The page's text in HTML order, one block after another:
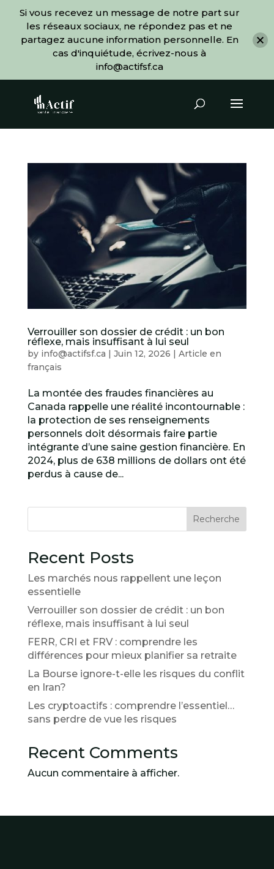
Verrouiller son dossier de crédit : un bon
réflexe, mais insuffisant à lui seul
by info@actifsf.ca | Juin 12, 2026 | Article en
français
La montée des fraudes financières au
Canada rappelle une réalité incontournable :
la protection de ses renseignements
personnels doit désormais faire partie
intégrante d’une saine gestion financière. En
2024, plus de 638 millions de dollars ont été
perdus à cause de...
Recherche
Recent Posts
Les marchés nous rappellent une leçon
essentielle
Verrouiller son dossier de crédit : un bon
réflexe, mais insuffisant à lui seul
FERR, CRI et FRV : comprendre les
différences pour mieux planifier sa retraite
La Bourse ignore-t-elle les risques du conflit
en Iran?
Les cryptoactifs : comprendre l’essentiel…
sans perdre de vue les risques
Recent Comments
Aucun commentaire à afficher.
Si vous recevez un message de notre part sur
les réseaux sociaux, ne répondez pas et ne
partagez aucune information personnelle. En
cas d'inquiétude, écrivez-nous à
info@actifsf.ca